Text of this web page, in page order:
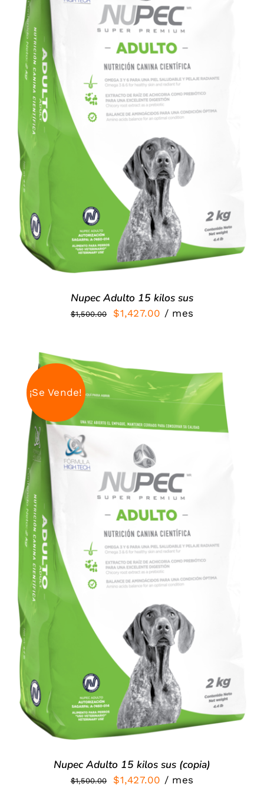
DETALLES
Nupec Adulto 15 kilos sus
$1,500.00
El
era:
$1,500.00.
$1,427.00 El
$1,427.00.
/ mes
¡Se Vende!
/
DETALLES
Nupec Adulto 15 kilos sus (copia)
$1,500.00
El
$1,427.00 El
/ mes